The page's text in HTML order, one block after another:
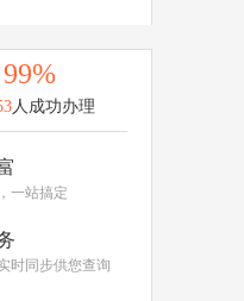
99%
人成功办理
一站搞定
时同步供您查询